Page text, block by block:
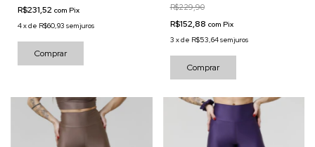
R$231,52 com Pix
4xde R$60,93 sem juros
Comprar
R$229,90
R$152,88 com Pix
3 xde R$53,64sem juros
Comprar